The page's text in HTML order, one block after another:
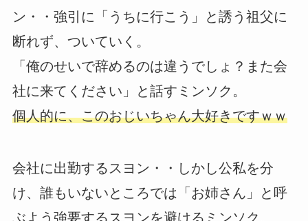
ン・・強引に「うちに行こう」と誘う祖父に
断れず、ついていく。
「俺のせいで辞めるのは違うでしょ？また会
社に来てください」と話すミンソク。
個人的に、このおじいちゃん大好きですｗｗ
会社に出勤するスヨン・・しかし公私を分
け、誰もいないところでは「お姉さん」と呼
ぶよう強要するスヨンを避けるミンソク。